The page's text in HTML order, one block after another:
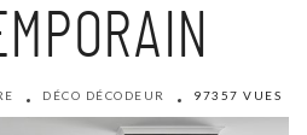
DÉCO DÉCODEUR 97357 VUES